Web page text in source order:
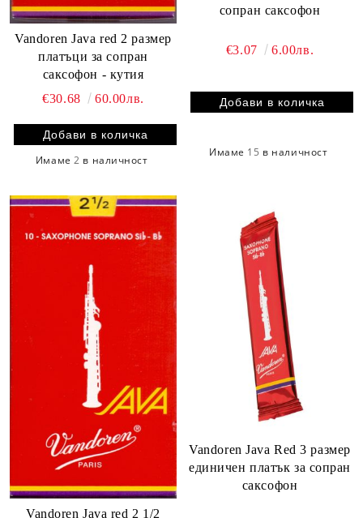
Vandoren Java red 2 размер
платъци за сопран
саксофон - кутия
€30.68
60.00лв.
Имаме2 в наличност
сопран саксофон
€3.07 6.00лв.
Имаме 15 в наличност
Vandoren Java red 2 1/2
Vandoren Java Red 3 размер
единичен платък за сопран
саксофон